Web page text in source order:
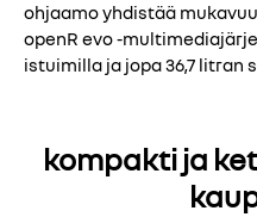
ohjaamo yhdistää
openR evo -
istuimilla ja jopa 36,7 litran
kompakti ja